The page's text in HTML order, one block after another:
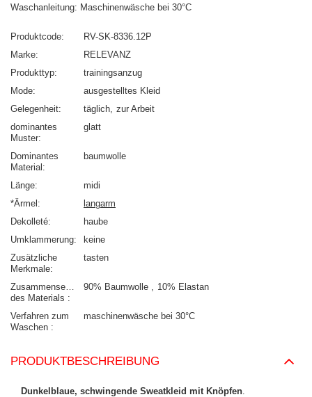
Waschanleitung: Maschinenwäsche bei 30°C
Produktcode
RV-SK-8336.12P
Marke
RELEVANZ
Produkttyp
trainingsanzug
Mode
ausgestelltes Kleid
Gelegenheit
täglich zur Arbeit
dominantes
Muster
glatt
Dominantes
Material
baumwolle
Länge
midi
*Ärmel
langarm
Dekolleté
haube
Umklammerung
keine
Zusätzliche
Merkmale
tasten
Zusammensetzung
des Materials
90% Baumwolle 10% Elastan
Verfahren zum
Waschen
maschinenwäsche bei 30°C
PRODUKTBESCHREIBUNG
Dunkelblaue, schwingende Sweatkleid mit Knöpfen